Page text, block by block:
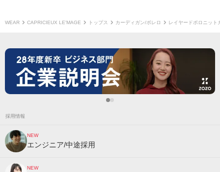
WEAR CAPRICIEUX LE'MAGE トップス カーディガン/ボレロ レイヤードポロニット
採用情報
NEW
エンジニア/中途採用
NEW